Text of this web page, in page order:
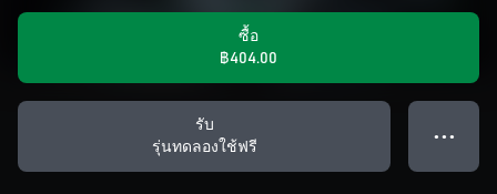
ซื้อ
฿404.00
รับ
รุ่นทดลองใช้ฟรี
● ● ●